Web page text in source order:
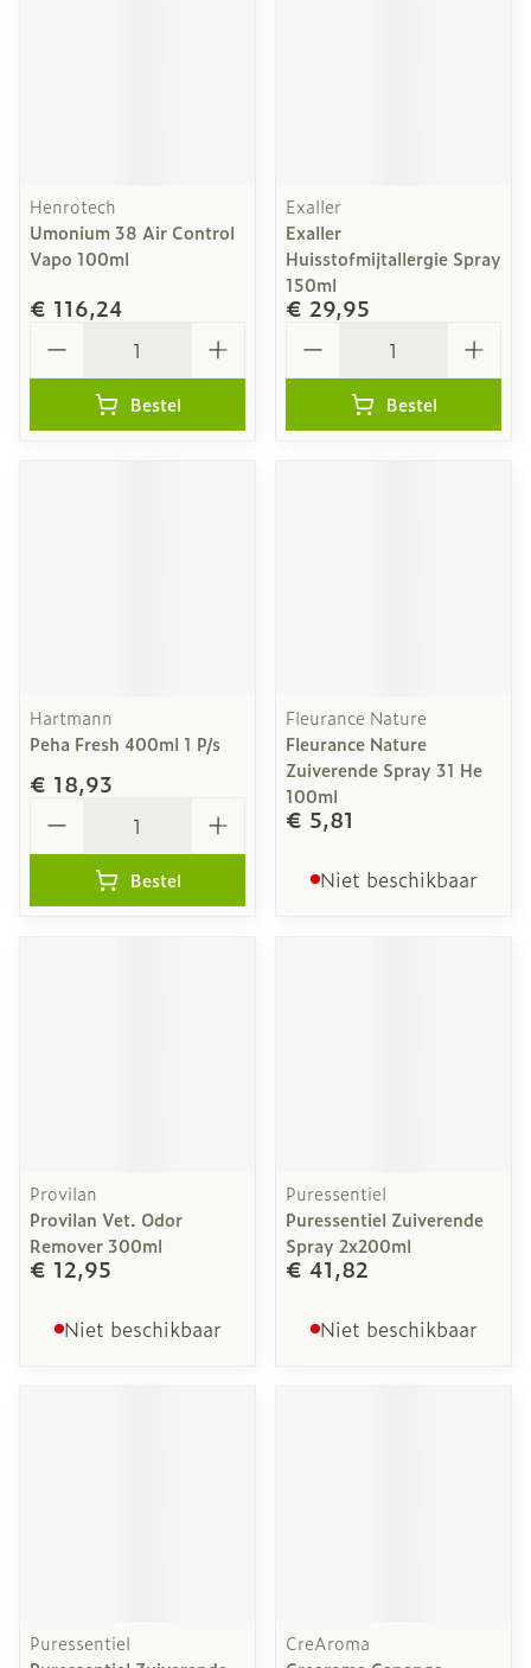
Henrotech
Umonium 38 Air Control
Vapo 100ml
€ 116,24
Bestel
Exaller
Exaller
Huisstofmijtallergie Spray
150ml
€ 29,95
Bestel
Hartmann
Peha Fresh 400ml 1 P/s
€ 18,93
Bestel
Fleurance Nature
Fleurance Nature
Zuiverende Spray 31 He
100ml
€ 5,81
Niet beschikbaar
Provilan
Provilan Vet. Odor
Remover 300ml
€ 12,95
Niet beschikbaar
Puressentiel
Puressentiel Zuiverende
Spray 2x200ml
€ 41,82
Niet beschikbaar
Puressentiel
CreAroma